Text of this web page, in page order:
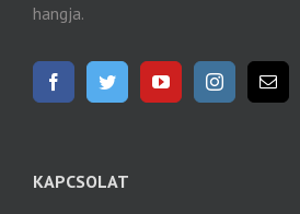
hangja.
KAPCSOLAT